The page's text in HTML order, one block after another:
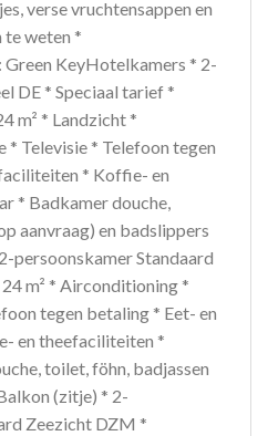
verse vruchtensappen en
te weten *
Green KeyHotelkamers * 2-
DE * Speciaal tarief *
m² * Landzicht *
Televisie * Telefoon tegen
* Koffie- en
* Badkamer douche,
aanvraag) en badslippers
persoonskamer Standaard
m² * Airconditioning *
tegen betaling * Eet- en
en theefaciliteiten *
toilet, föhn, badjassen
(zitje) * 2-
Zeezicht DZM *